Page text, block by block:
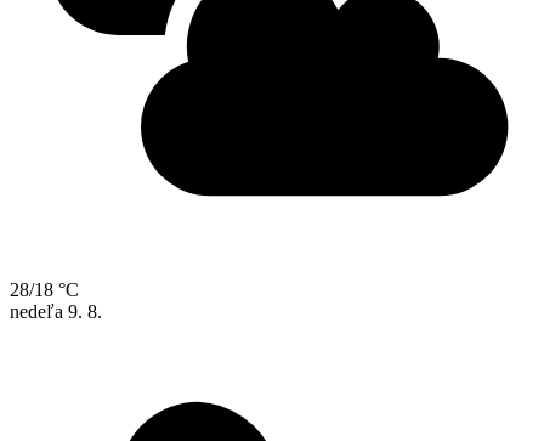
28/18 °C
nedeľa 9. 8.